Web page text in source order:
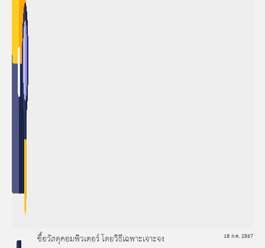
ซื้อวัสดุคอมพิวเตอร์ โดยวิธีเฉพาะเจาะจง 18 ก.ค. 2567